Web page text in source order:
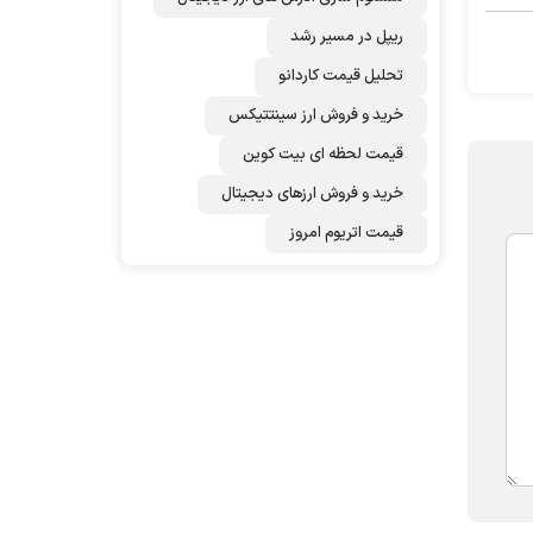
ریپل در مسیر رشد
تحلیل قیمت کاردانو
خرید و فروش ارز سینتتیکس
قیمت لحظه ای بیت کوین
خرید و فروش ارزهای دیجیتال
قیمت اتریوم امروز